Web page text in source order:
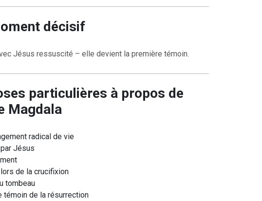
décisif
Jésus ressuscité – elle devient la première témoin.
particulières à propos de
Magdala
radical de vie
Jésus
de la crucifixion
tombeau
témoin de la résurrection
prière qui transforme le cœur |
9. Délivre-
prière qui transforme le cœur |